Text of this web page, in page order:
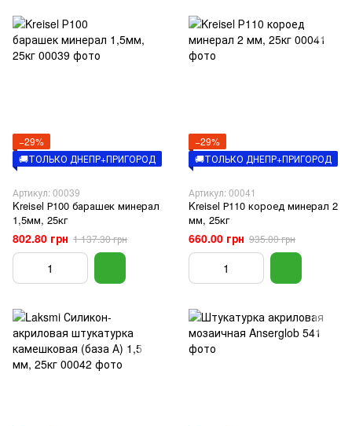
−29%
🚚ТОЛЬКО ДНЕПР+ПРИГОРОД
Артикул: 00039
Kreisel Р100 барашек минерал
1,5мм, 25кг
802.80 грн 1 137.30 грн
−29%
🚚ТОЛЬКО ДНЕПР+ПРИГОРОД
Артикул: 00041
Kreisel Р110 короед минерал 2
мм, 25кг
660.00 грн 935.00 грн